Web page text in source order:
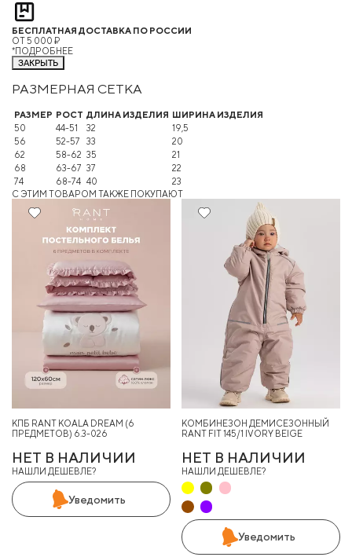
БЕСПЛАТНАЯ ДОСТАВКА ПО РОССИИ
ОТ 5 000 ₽
*ПОДРОБНЕЕ
ЗАКРЫТЬ
РАЗМЕРНАЯ СЕТКА
РАЗМЕР РОСТ ДЛИНА ИЗДЕЛИЯ ШИРИНА ИЗДЕЛИЯ
50
44-51 32
19,5
56
52-57 33
20
62
58-62 35
21
68
63-67 37
22
74
68-74 40
23
C ЭТИМ ТОВАРОМ ТАКЖЕ ПОКУПАЮТ
Хит
КПБ RANT KOALA DREAM (6
ПРЕДМЕТОВ) 6.3-026
НЕТ В НАЛИЧИИ
НАШЛИ ДЕШЕВЛЕ?
Уведомить
КОМБИНЕЗОН ДЕМИСЕЗОННЫЙ
RANT FIT 145/1 IVORY BEIGE
НЕТ В НАЛИЧИИ
НАШЛИ ДЕШЕВЛЕ?
Уведомить